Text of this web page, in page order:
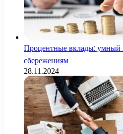
Процентные вклады: умный
сбережениям
28.11.2024